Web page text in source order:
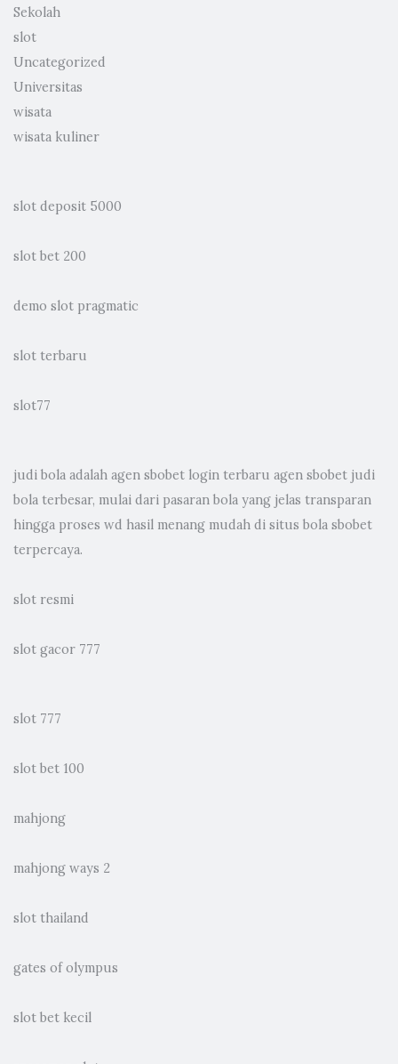
Sekolah
slot
Uncategorized
Universitas
wisata
wisata kuliner
slot deposit 5000
slot bet 200
demo slot pragmatic
slot terbaru
slot77
judi bola adalah agen sbobet login terbaru agen sbobet judi
bola terbesar, mulai dari pasaran bola yang jelas transparan
hingga proses wd hasil menang mudah di situs bola sbobet
terpercaya.
slot resmi
slot gacor 777
slot 777
slot bet 100
mahjong
mahjong ways 2
slot thailand
gates of olympus
slot bet kecil